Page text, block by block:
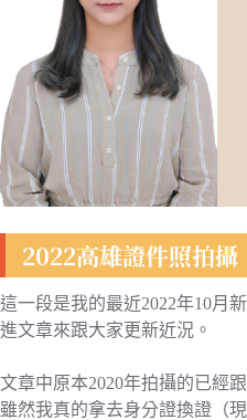
2022高雄證件照拍攝
這一段是我的最近2022年10月
進文章來跟大家更新近況。
文章中原本2020年拍攝的已經
雖然我真的拿去身分證換證（